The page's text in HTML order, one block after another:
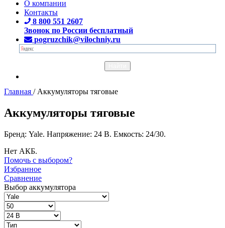
О компании
Контакты
8 800 551 2607
Звонок по России бесплатный
pogruzchik@vilochniy.ru
Главная / Аккумуляторы тяговые
Аккумуляторы тяговые
Бренд: Yale. Напряжение: 24 В. Емкость: 24/30.
Нет АКБ.
Помочь с выбором?
Избранное
Сравнение
Выбор аккумулятора